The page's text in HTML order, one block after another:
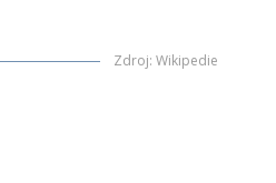
Zdroj: Wikipedie